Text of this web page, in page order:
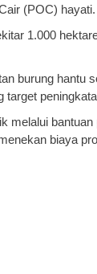
(POC) hayati.
1.000
burung hantu
melalui bantuan
biaya